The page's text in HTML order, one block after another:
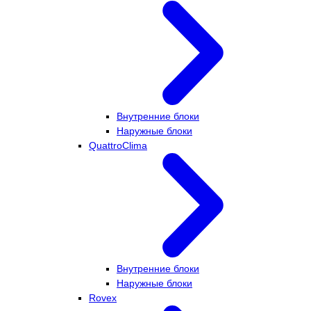
Внутренние блоки
Наружные блоки
QuattroClima
Внутренние блоки
Наружные блоки
Rovex